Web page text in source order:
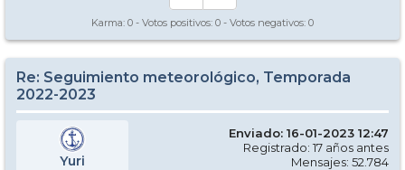
Karma: 0 - Votos positivos: 0 - Votos negativos: 0
Re: Seguimiento meteorológico, Temporada
2022-2023
Yuri
Enviado: 16-01-2023 12:47
Registrado: 17 años antes
Mensajes: 52.784